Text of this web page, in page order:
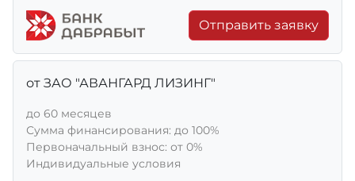
Отправить заявку
от ЗАО "АВАНГАРД ЛИЗИНГ"
до 60 месяцев
Сумма финансирования: до 100%
Первоначальный взнос: от 0%
Индивидуальные условия